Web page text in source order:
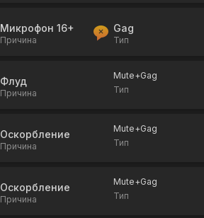
Микрофон 16+
Причина
Gag
Тип
Флуд
Причина
Mute+Gag
Тип
Оскорбление
Причина
Mute+Gag
Тип
Оскорбление
Причина
Mute+Gag
Тип